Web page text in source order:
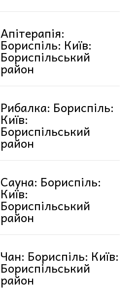
Апітерапія:
Бориспіль: Київ:
Бориспільський
район
Рибалка: Бориспіль:
Київ:
Бориспільський
район
Сауна: Бориспіль:
Київ:
Бориспільський
район
Чан: Бориспіль: Київ:
Бориспільський
район